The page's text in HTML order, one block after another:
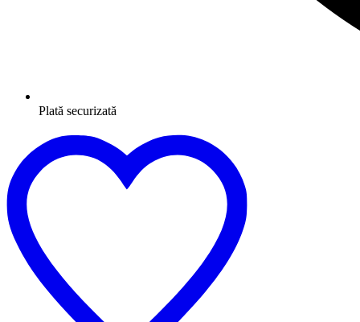
Plată securizată